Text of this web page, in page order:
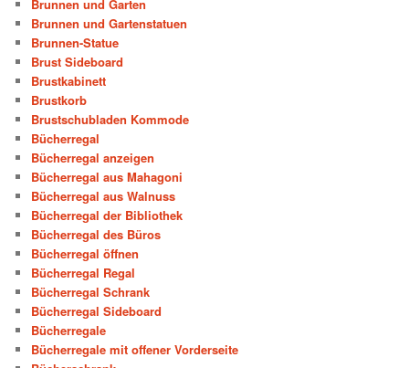
Brunnen und Garten
Brunnen und Gartenstatuen
Brunnen-Statue
Brust Sideboard
Brustkabinett
Brustkorb
Brustschubladen Kommode
Bücherregal
Bücherregal anzeigen
Bücherregal aus Mahagoni
Bücherregal aus Walnuss
Bücherregal der Bibliothek
Bücherregal des Büros
Bücherregal öffnen
Bücherregal Regal
Bücherregal Schrank
Bücherregal Sideboard
Bücherregale
Bücherregale mit offener Vorderseite